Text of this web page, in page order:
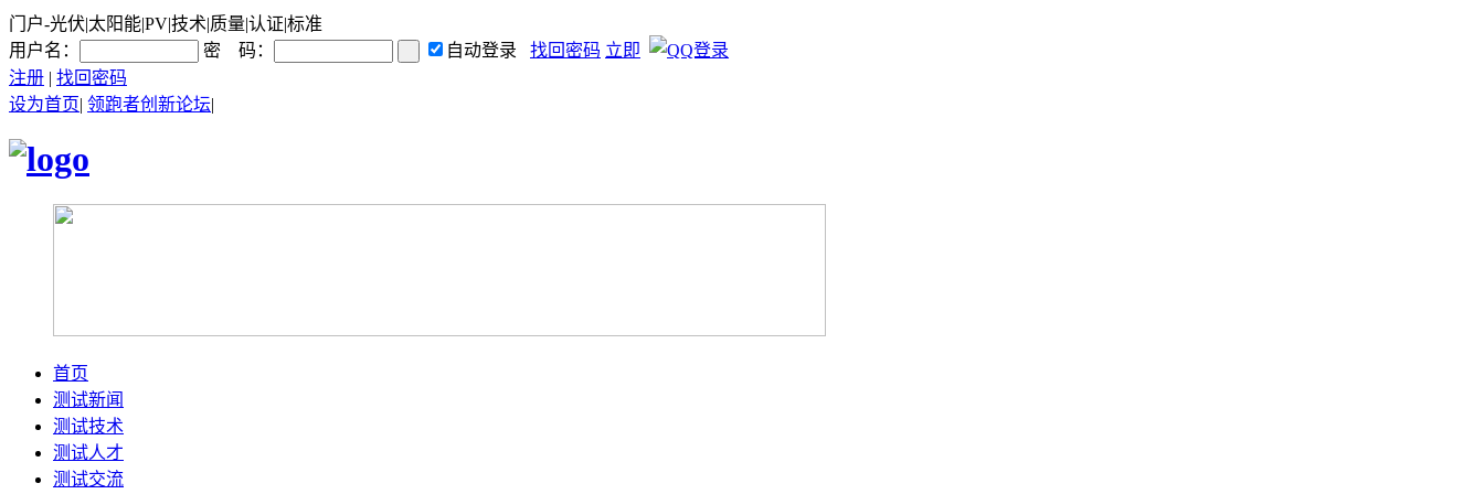
门户-光伏|太阳能|PV|技术|质量|认证|标准
用户名：
密 码： 自动登录 找回密码 立即
注册 | 找回密码
设为首页| 领跑者创新论坛|
首页
测试新闻
测试技术
测试人才
测试交流